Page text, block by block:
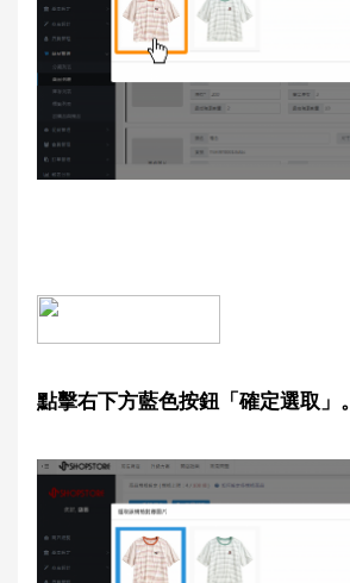
點擊右下方藍色按鈕「確定選取」。